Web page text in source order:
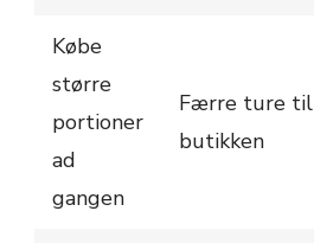
Købe
større
portioner
ad
gangen
Færre ture til
butikken